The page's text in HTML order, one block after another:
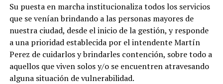
Su puesta en marcha institucionaliza todos los servicios
que se venían brindando a las personas mayores de
nuestra ciudad, desde el inicio de la gestión, y responde
a una prioridad establecida por el intendente Martín
Perez de cuidarlos y brindarles contención, sobre todo a
aquellos que viven solos y/o se encuentren atravesando
alguna situación de vulnerabilidad.